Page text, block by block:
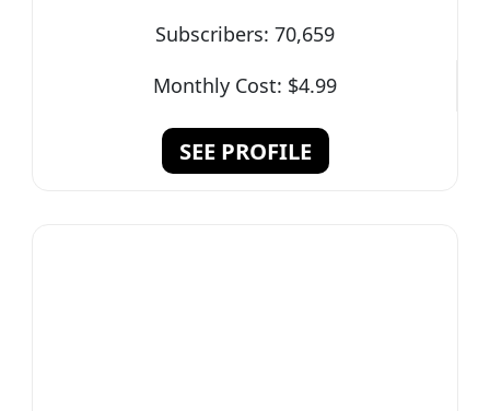
Subscribers: 70,659
SEE PROFILE
Monthly Cost: $4.99